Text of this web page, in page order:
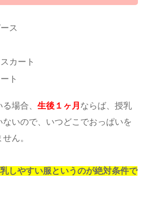
ス
カート
ト
る場合、生後１ヶ月 ならば、授乳
いので、いつどこでおっぱいを
ん。
しやすい服というのが絶対条件で